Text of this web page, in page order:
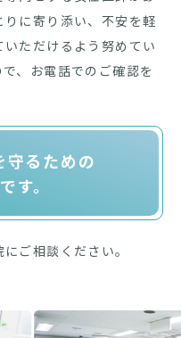
に寄り添い、不安を軽
ただけるよう努めてい
、お電話でのご確認を
守るための
す。
ご相談ください。